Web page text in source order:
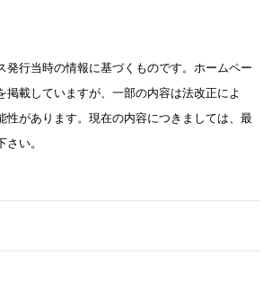
発行当時の情報に基づくものです。ホームペー
掲載していますが、一部の内容は法改正によ
性があります。現在の内容につきましては、最
い。